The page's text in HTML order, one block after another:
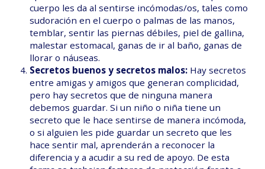
cuerpo les da al sentirse incómodas/os, tales como
sudoración en el cuerpo o palmas de las manos,
temblar, sentir las piernas débiles, piel de gallina,
malestar estomacal, ganas de ir al baño, ganas de
llorar o náuseas.
Secretos buenos y secretos malos:Hay secretos
entre amigas y amigos que generan complicidad,
pero hay secretos que de ninguna manera
debemos guardar. Si un niño o niña tiene un
secreto que le hace sentirse de manera incómoda,
o si alguien les pide guardar un secreto que les
hace sentir mal, aprenderán a reconocer la
diferencia y a acudir a su red de apoyo. De esta